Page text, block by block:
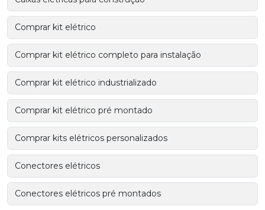
Comprar kit elétrico
Comprar kit elétrico completo para instalação
Comprar kit elétrico industrializado
Comprar kit elétrico pré montado
Comprar kits elétricos personalizados
Conectores elétricos
Conectores elétricos pré montados